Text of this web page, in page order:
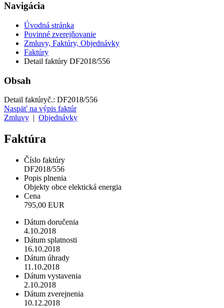
Navigácia
Úvodná stránka
Povinné zverejňovanie
Zmluvy, Faktúry, Objednávky
Faktúry
Detail faktúry DF2018/556
Obsah
Detail faktúryč.: DF2018/556
Naspäť na výpis faktúr
Zmluvy
Objednávky
Faktúra
Číslo faktúry
DF2018/556
Popis plnenia
Objekty obce elektická energia
Cena
795,00 EUR
Dátum doručenia
4.10.2018
Dátum splatnosti
16.10.2018
Dátum úhrady
11.10.2018
Dátum vystavenia
2.10.2018
Dátum zverejnenia
10.12.2018